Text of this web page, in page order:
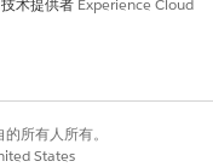
概览，以节省时间并简化站
技术提供者 Experience Cloud
所有人所有。
States